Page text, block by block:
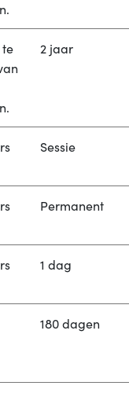
2 jaar
Sessie
Permanent
1 dag
180 dagen